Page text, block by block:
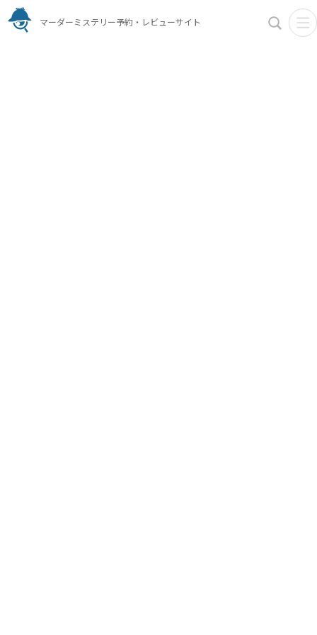
マーダーミステリー予約・レビューサイト